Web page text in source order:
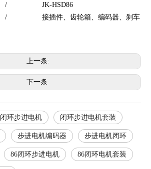
/
JK-HSD86
/ 接插件、齿轮箱、编码器、刹车
上一条:
下一条:
闭环步进电机 闭环步进电机套装
步进电机编码器 步进电机闭环
86闭环步进电机 86闭环电机套装